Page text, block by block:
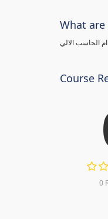
What
الحاسب الالي
Course
0